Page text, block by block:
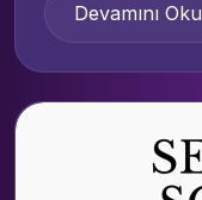
Devamını Oku